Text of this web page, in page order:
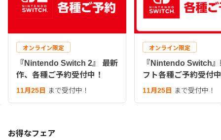
オンライン限定
『Nintendo Switch 2』 最新
作、各種ご予約受付中！
11月25日 まで受付中！
オンライン限定
『Nintendo Switch
フト各種ご予約受付
11月25日 まで受付中！
お得なフェア